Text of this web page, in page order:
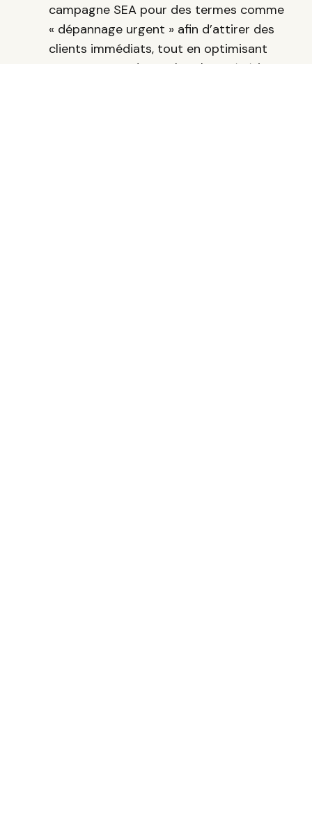
campagne SEA pour des termes comme
« dépannage urgent » afin d’attirer des
clients immédiats, tout en optimisant
son SEO pour des recherches génériques